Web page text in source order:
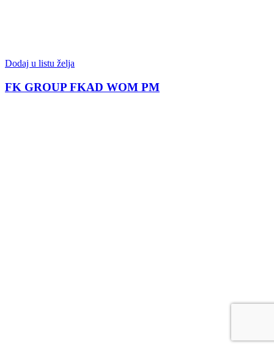
Dodaj u listu želja
FK GROUP FKAD WOM PM